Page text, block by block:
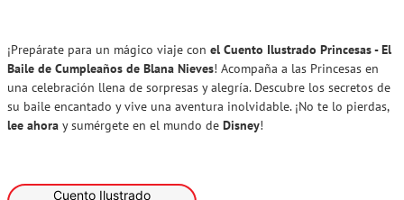
¡Prepárate para un mágico viaje con el Cuento Ilustrado Princesas - El
Baile de Cumpleaños de Blana Nieves! Acompaña a las Princesas en
una celebración llena de sorpresas y alegría. Descubre los secretos de
su baile encantado y vive una aventura inolvidable. ¡No te lo pierdas,
lee ahora y sumérgete en el mundo de Disney!
Cuento Ilustrado